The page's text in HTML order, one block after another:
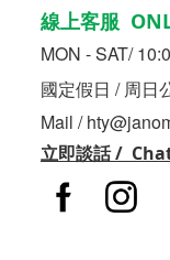
線上客服
MON - SAT/
國定假日 / 周日
Mail /
立即談話 /